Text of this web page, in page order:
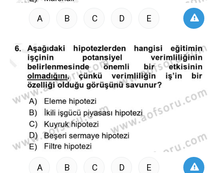
A B C D E
A B C D E